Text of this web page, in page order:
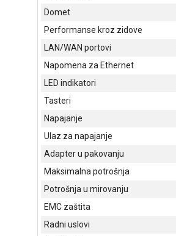
Domet
Performanse kroz zidove
LAN/WAN portovi
Napomena za Ethernet
LED indikatori
Tasteri
Napajanje
Ulaz za napajanje
Adapter u pakovanju
Maksimalna potrošnja
Potrošnja u mirovanju
EMC zaštita
Radni uslovi